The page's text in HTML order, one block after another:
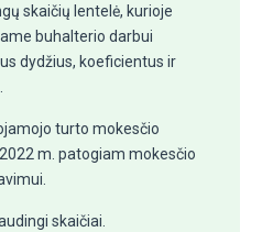
skaičių lentelė, kurioje
buhalterio darbui
dydžius, koeficientus ir
turto mokesčio
m. patogiam mokesčio
skaičiai.